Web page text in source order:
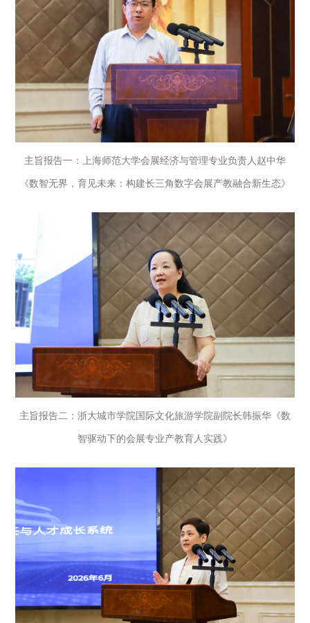
主旨报告一：上海师范大学会展经济与管理专业负责人赵中华
《数智无界，育见未来：构建长三角数字会展产教融合新生态》
主旨报告二：浙大城市学院国际文化旅游学院副院长韩振华《数
智驱动下的会展专业产教育人实践》